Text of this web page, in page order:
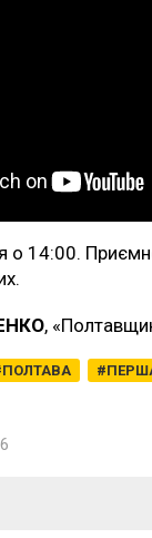
о 14:00.
,
ПОЛТАВА